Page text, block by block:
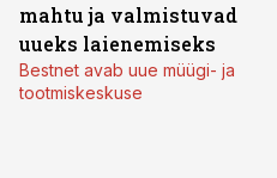
mahtu ja valmistuvad
uueks laienemiseks
Bestnet avab uue müügi- ja
tootmiskeskuse